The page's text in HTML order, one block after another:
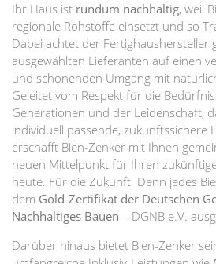
Ihr Haus ist rundum nachhaltig, weil
regionale Rohstoffe einsetzt und so
Dabei achtet der Fertighaushersteller
ausgewählten Lieferanten auf einen
und schonenden Umgang mit
Geleitet vom Respekt für die
Generationen und der Leidenschaft,
individuell passende, zukunftssichere
erschafft Bien-Zenker mit Ihnen
neuen Mittelpunkt für Ihren
heute. Für die Zukunft. Denn jedes
dem Gold-Zertifikat der Deutschen
Nachhaltiges Bauen – DGNB e.V.
Darüber hinaus bietet Bien-Zenker